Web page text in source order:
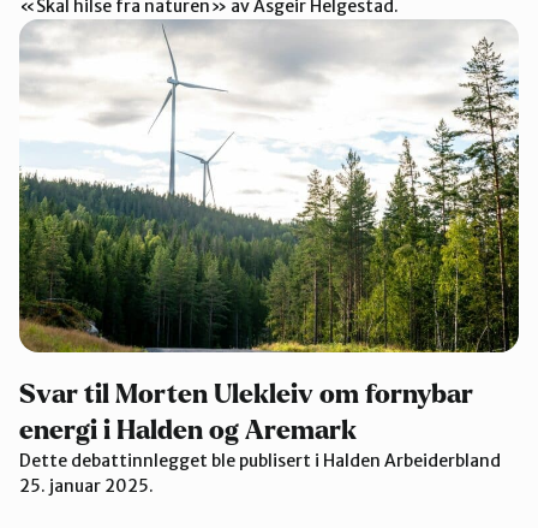
«Skal hilse fra naturen» av Asgeir Helgestad.
Svar til Morten Ulekleiv om fornybar
energi i Halden og Aremark
Dette debattinnlegget ble publisert i Halden Arbeiderbland
25. januar 2025.